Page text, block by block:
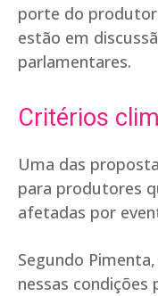
porte do produtor
estão em
parlamentares.
Critérios
Uma das
para produtores
afetadas por
Segundo
nessas condições